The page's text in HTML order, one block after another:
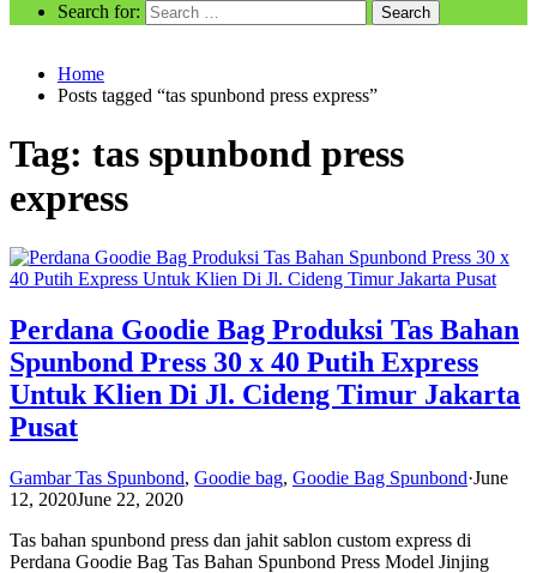
Search for:
Home
Posts tagged “tas spunbond press express”
Tag: tas spunbond press
express
Perdana Goodie Bag Produksi Tas Bahan
Spunbond Press 30 x 40 Putih Express
Untuk Klien Di Jl. Cideng Timur Jakarta
Pusat
Gambar Tas Spunbond, Goodie bag, Goodie Bag Spunbond·June
12, 2020June 22, 2020
Tas bahan spunbond press dan jahit sablon custom express di
Perdana Goodie Bag Tas Bahan Spunbond Press Model Jinjing